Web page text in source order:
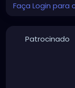
Faça Login para
Patrocinado